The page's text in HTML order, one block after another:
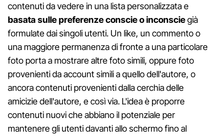
contenuti da vedere in una lista personalizzata e
basata sulle preferenze conscie o inconsciegià
formulate dai singoli utenti. Un like, un commento o
una maggiore permanenza di fronte a una particolare
foto porta a mostrare altre foto simili, oppure foto
provenienti da account simili a quello dell'autore, o
ancora contenuti provenienti dalla cerchia delle
amicizie dell'autore, e così via. L'idea è proporre
contenuti nuovi che abbiano il potenziale per
mantenere gli utenti davanti allo schermo fino al